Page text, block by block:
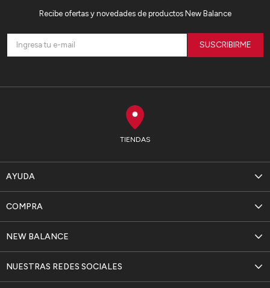
TIENDAS
AYUDA
NEW BALANCE
COMPRA
NUESTRAS REDES SOCIALES
Recibe ofertas y novedades de productos New Balance
SUSCRIBIRME